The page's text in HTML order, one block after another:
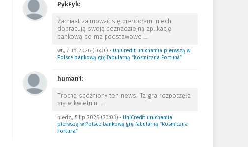
PykPyk:
Zamiast zajmować się pierdołami niech
dopracują swoją beznadziejną aplikację
bankową bo ma podstawowe …
wt., 7 lip 2026 (16:36)• UniCredit uruchamia pierwszą w
Polsce bankową grę fabularną “Kosmiczna Fortuna”
human1:
Trochę spóźniony ten news. Ta gra rozpoczęła
się w kwietniu. …
niedz., 5 lip 2026 (20:03)• UniCredit uruchamia
pierwszą w Polsce bankową grę fabularną “Kosmiczna
Fortuna”